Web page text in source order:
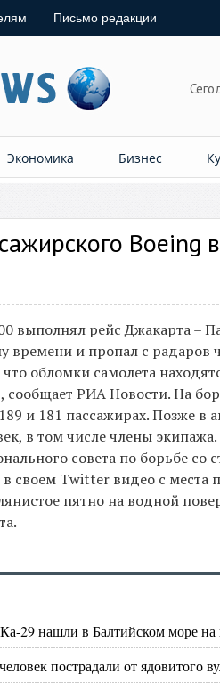
Письмо редакции
Экономика Бизнес
Boeing
выполнял рейс Джакарта –
времени и пропал с радаров
обломки самолета
сообщает РИА Новости. На
и 181 пассажирах. Позже
в том числе члены экипажа.
совета по борьбе
своем Twitter видео с места
пятно на водной
29 нашли в Балтийском море на
пострадали от ядовитого